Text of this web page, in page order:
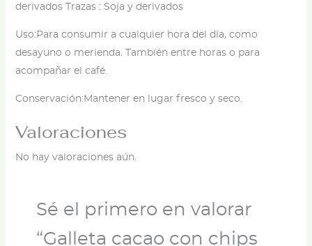
derivados Trazas : Soja y derivados
Uso: Para consumir a cualquier hora del día, como
desayuno o merienda. También entre horas o para
acompañar el café.
Conservación: Mantener en lugar fresco y seco.
Valoraciones
No hay valoraciones aún.
Sé el primero en valorar
“Galleta cacao con chips